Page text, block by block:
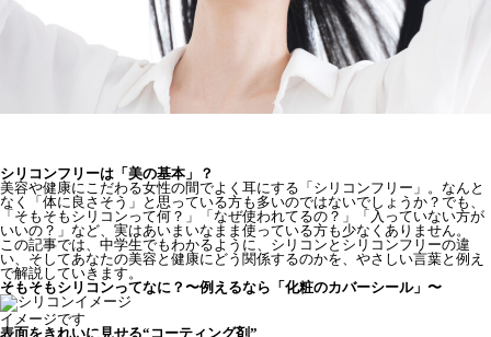
シリコンフリーは「美の基本」？
美容や健康にこだわる女性の間でよく耳にする「シリコンフリー」。なんと
なく「体に良さそう」と思っている方も多いのではないでしょうか？でも、
「そもそもシリコンって何？」「なぜ使われてるの？」「入っていない方が
いいの？」など、実はあいまいなまま使っている方も少なくありません。
この記事では、中学生でもわかるように、シリコンとシリコンフリーの違
い、そしてあなたの美容と健康にどう関係するのかを、やさしい言葉と例え
で解説していきます。
そもそもシリコンってなに？〜例えるなら「化粧のカバーシール」〜
イメージです
表面をきれいに見せる“コーティング剤”